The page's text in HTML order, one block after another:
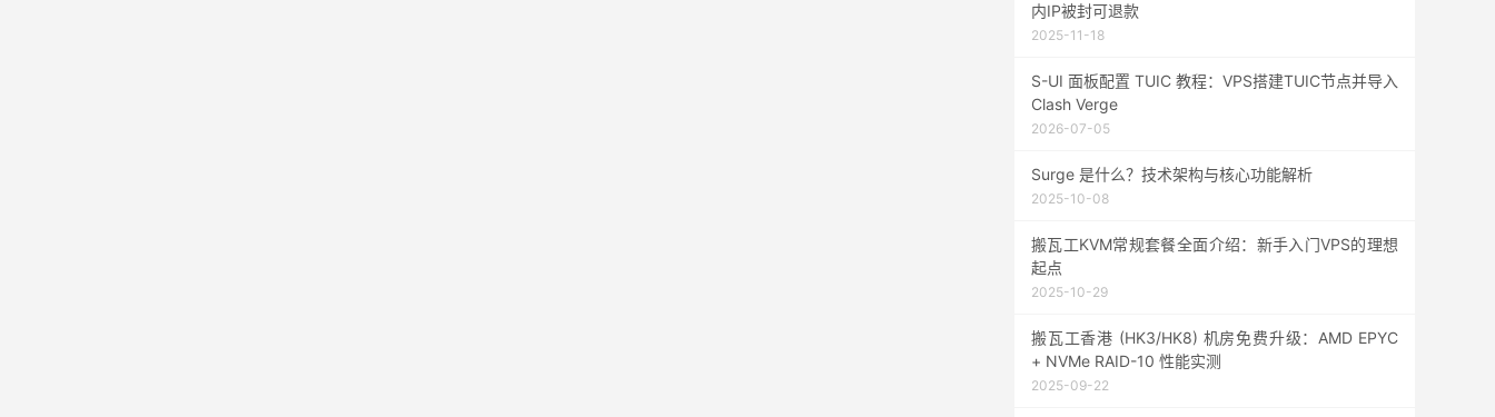
内IP被封可退款
2025-11-18
S-UI 面板配置 TUIC 教程：VPS搭建TUIC节点并导入
Clash Verge
2026-07-05
Surge 是什么？技术架构与核心功能解析
2025-10-08
搬瓦工KVM常规套餐全面介绍：新手入门VPS的理想
起点
2025-10-29
搬瓦工香港 (HK3/HK8) 机房免费升级：AMD EPYC
+ NVMe RAID-10 性能实测
2025-09-22